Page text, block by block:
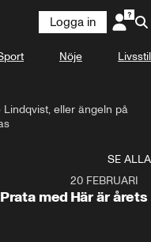
Logga in
Nöje Livsstil
eller ängeln på
SE ALLA
med
20 FEBRUARI
Här är